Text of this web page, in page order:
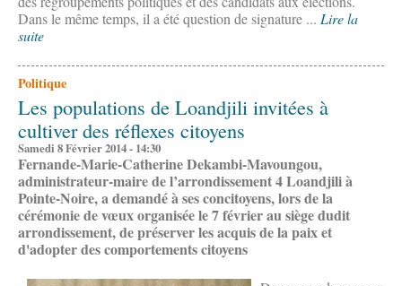
Dans le même temps, il a été question de signature ... Lire la
suite
Politique
Les populations de Loandjili invitées à
cultiver des réflexes citoyens
Samedi 8 Février 2014 - 14:30
Fernande-Marie-Catherine Dekambi-Mavoungou,
administrateur-maire de l’arrondissement 4 Loandjili à
Pointe-Noire, a demandé à ses concitoyens, lors de la
cérémonie de vœux organisée le 7 février au siège dudit
arrondissement, de préserver les acquis de la paix et
d'adopter des comportements citoyens